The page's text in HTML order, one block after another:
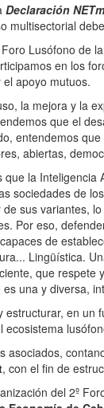
Declaración
multisectorial
Lusófono de
en los
apoyo mutuos.
la mejora y la
que el
entendemos
abiertas,
la
sociedades de
sus variantes,
Por eso,
de
Lingüística.
que
una y diversa,
en un
ecosistema
asociados,
, con el fin de
del 2º